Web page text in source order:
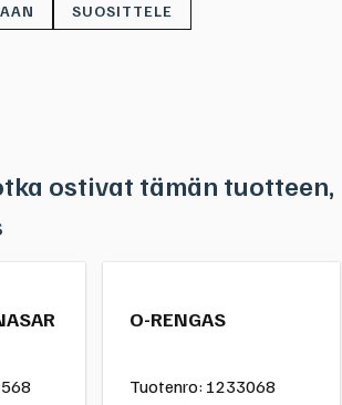
SUOSITTELE
ostivat tämän tuotteen,
O-RENGAS
Tuotenro: 1233068